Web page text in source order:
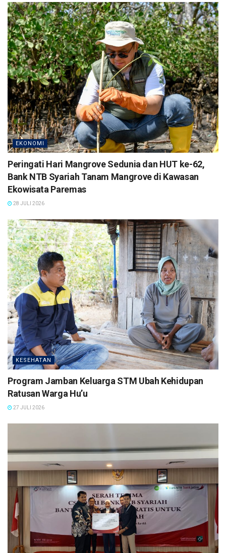
EKONOMI
Peringati Hari Mangrove Sedunia dan HUT ke-62,
Bank NTB Syariah Tanam Mangrove di Kawasan
Ekowisata Paremas
28 JULI 2026
KESEHATAN
Program Jamban Keluarga STM Ubah Kehidupan
Ratusan Warga Hu’u
27 JULI 2026